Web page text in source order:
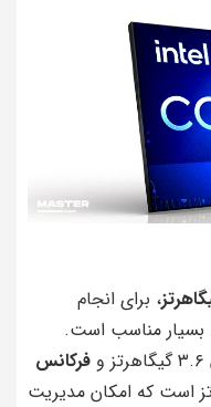
، برای انجام
بسیار مناسب است.
فرکانس
است که امکان مدیریت